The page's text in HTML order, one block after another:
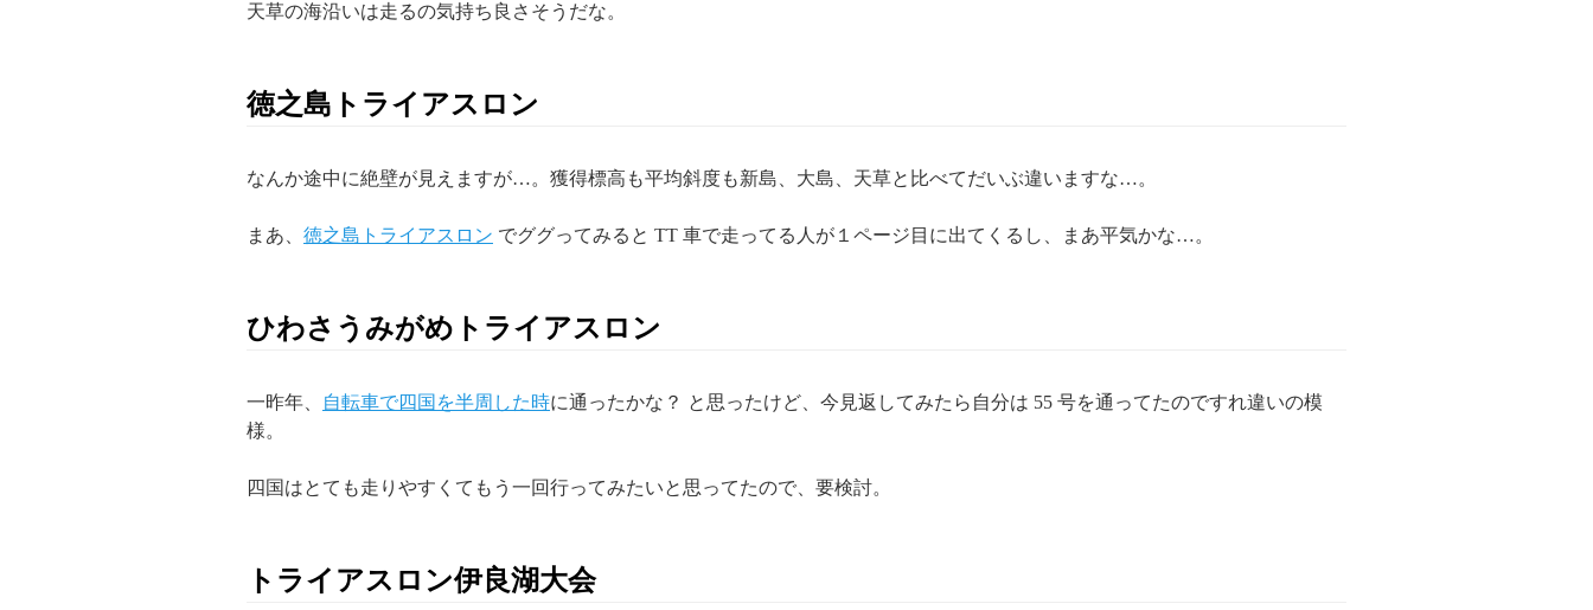
天草の海沿いは走るの気持ち良さそうだな。
徳之島トライアスロン
なんか途中に絶壁が見えますが…。獲得標高も平均斜度も新島、大島、天草と比べてだいぶ違いますな…。
まあ、 徳之島トライアスロン でググってみると TT 車で走ってる人が１ページ目に出てくるし、まあ平気かな…。
ひわさうみがめトライアスロン
一昨年、 自転車で四国を半周した時に通ったかな？ と思ったけど、今見返してみたら自分は 55 号を通ってたのですれ違いの模
様。
四国はとても走りやすくてもう一回行ってみたいと思ってたので、要検討。
トライアスロン伊良湖大会